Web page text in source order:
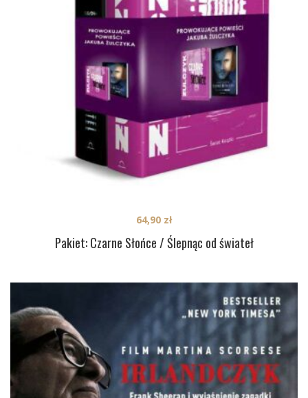
Pakiet: Czarne Słońce / Ślepnąc od świateł
64,90 zł